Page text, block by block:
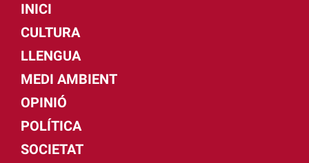
INICI
CULTURA
LLENGUA
MEDI AMBIENT
OPINIÓ
POLÍTICA
SOCIETAT